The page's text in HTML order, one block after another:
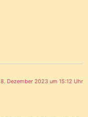
8. Dezember 2023 um 15:12 Uhr